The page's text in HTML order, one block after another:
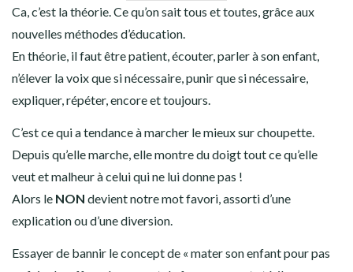
Ca, c’est la théorie. Ce qu’on sait tous et toutes, grâce aux
nouvelles méthodes d’éducation.
En théorie, il faut être patient, écouter, parler à son enfant,
n’élever la voix que si nécessaire, punir que si nécessaire,
expliquer, répéter, encore et toujours.
C’est ce qui a tendance à marcher le mieux sur choupette.
Depuis qu’elle marche, elle montre du doigt tout ce qu’elle
veut et malheur à celui qui ne lui donne pas !
Alors le NON devient notre mot favori, assorti d’une
explication ou d’une diversion.
Essayer de bannir le concept de « mater son enfant pour pas